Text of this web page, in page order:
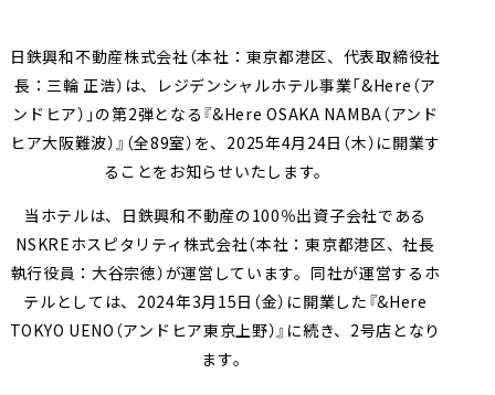
会社案内（PDF） 電子公告
マンション再生事業 地域創生事業
農業事業
オープン
ステークホルダー
重要課題
地球環境への配慮 安全・安心の確保
社会変化への対応
ガバナンスの充実・
高度化
社会貢献活動・
コミュニティ支援
サステナブルファイナ
ンス
GRIスタンダード
内容索引
業績・財務 連結業績推移
有価証券報告書等
採用情報
日鉄興和不動産株式会社（本社：東京都港区、代表取締役社
長：三輪 正浩）は、レジデンシャルホテル事業「&Here（ア
ンドヒア）」の第2弾となる『&Here OSAKA NAMBA（アンド
ヒア大阪難波）』（全89室）を、2025年4月24日（木）に開業す
ることをお知らせいたします。
当ホテルは、日鉄興和不動産の100％出資子会社である
NSKREホスピタリティ株式会社（本社：東京都港区、社長
執行役員：大谷宗徳）が運営しています。同社が運営するホ
テルとしては、2024年3月15日（金）に開業した『&Here
TOKYO UENO（アンドヒア東京上野）』に続き、2号店となり
ます。